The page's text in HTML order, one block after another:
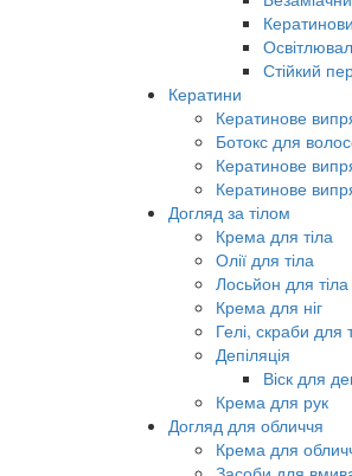
Стійкий
Кератини
Кератинове
Ботокс для
Кератинове
Кератинове
Догляд за тілом
Крема для тіла
Олії для тіла
Лосьйон для тіла
Крема для ніг
Гелі, скраби для
Депіляція
Віск для
Крема для рук
Догляд для обличчя
Крема для